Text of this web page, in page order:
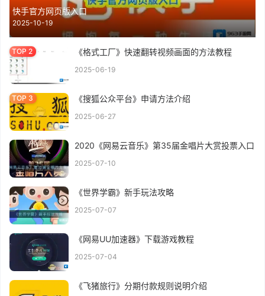
快手官方网页版入口
2025-10-19
《格式工厂》快速翻转视频画面的方法教程
2025-06-19
《搜狐公众平台》申请方法介绍
2025-06-27
2020《网易云音乐》第35届金唱片大赏投票入口
2025-07-10
《世界学霸》新手玩法攻略
2025-07-07
《网易UU加速器》下载游戏教程
2025-07-04
《飞猪旅行》分期付款规则说明介绍